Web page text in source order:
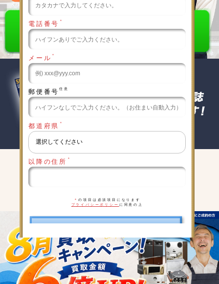
電話番号 ＊
メール ＊
郵便番号 任意
都道府県 ＊
以降の住所 ＊
＊の項目は必須項目になります
プライバシーポリシー に同意の上
0120-789-986
キャンペーン実施中